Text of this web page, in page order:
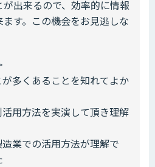
出来るので、効率的に情報
す。この機会をお見逃しな
が多くあることを知れてよか
活用方法を実演して頂き理解
業での活用方法が理解で